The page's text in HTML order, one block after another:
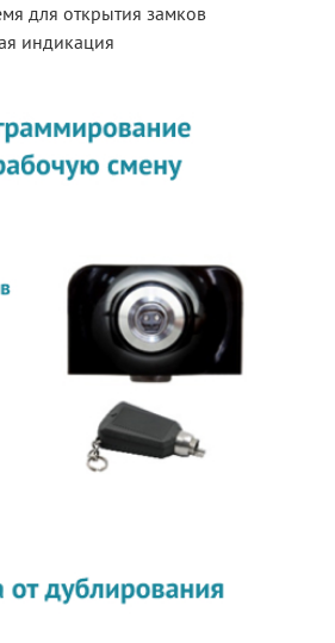
для открытия замков
индикация